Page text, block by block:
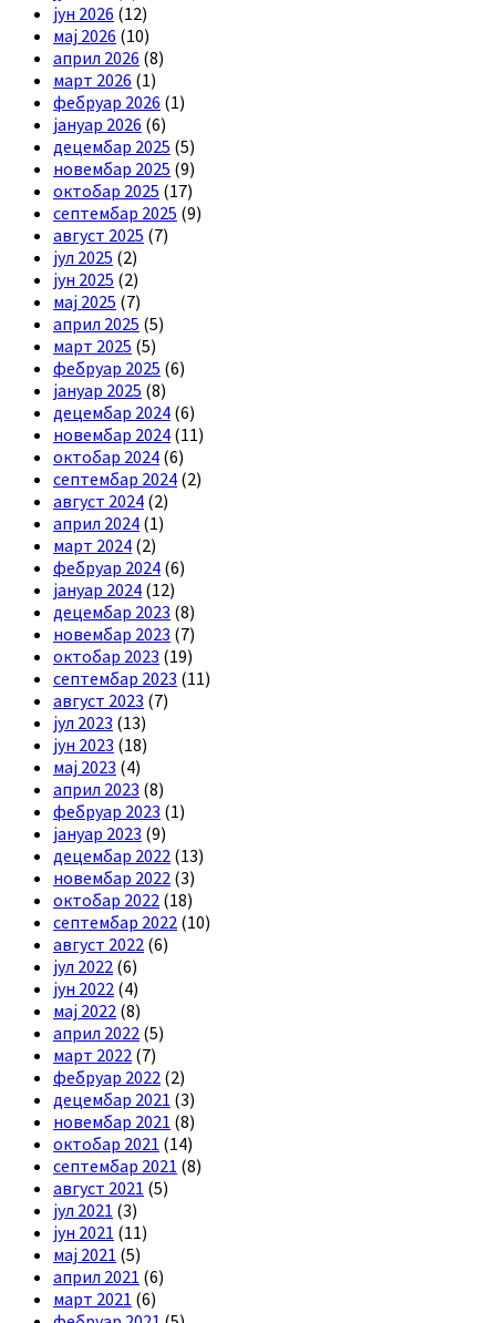
јун 2026 (12)
мај 2026 (10)
април 2026 (8)
март 2026 (1)
фебруар 2026 (1)
јануар 2026 (6)
децембар 2025 (5)
новембар 2025 (9)
октобар 2025 (17)
септембар 2025 (9)
август 2025 (7)
јул 2025 (2)
јун 2025 (2)
мај 2025 (7)
април 2025 (5)
март 2025 (5)
фебруар 2025 (6)
јануар 2025 (8)
децембар 2024 (6)
новембар 2024 (11)
октобар 2024 (6)
септембар 2024 (2)
август 2024 (2)
април 2024 (1)
март 2024 (2)
фебруар 2024 (6)
јануар 2024 (12)
децембар 2023 (8)
новембар 2023 (7)
октобар 2023 (19)
септембар 2023 (11)
август 2023 (7)
јул 2023 (13)
јун 2023 (18)
мај 2023 (4)
април 2023 (8)
фебруар 2023 (1)
јануар 2023 (9)
децембар 2022 (13)
новембар 2022 (3)
октобар 2022 (18)
септембар 2022 (10)
август 2022 (6)
јул 2022 (6)
јун 2022 (4)
мај 2022 (8)
април 2022 (5)
март 2022 (7)
фебруар 2022 (2)
децембар 2021 (3)
новембар 2021 (8)
октобар 2021 (14)
септембар 2021 (8)
август 2021 (5)
јул 2021 (3)
јун 2021 (11)
мај 2021 (5)
април 2021 (6)
март 2021 (6)